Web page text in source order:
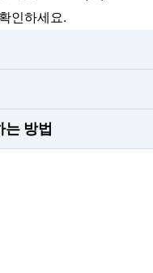
인하세요.
는 방법